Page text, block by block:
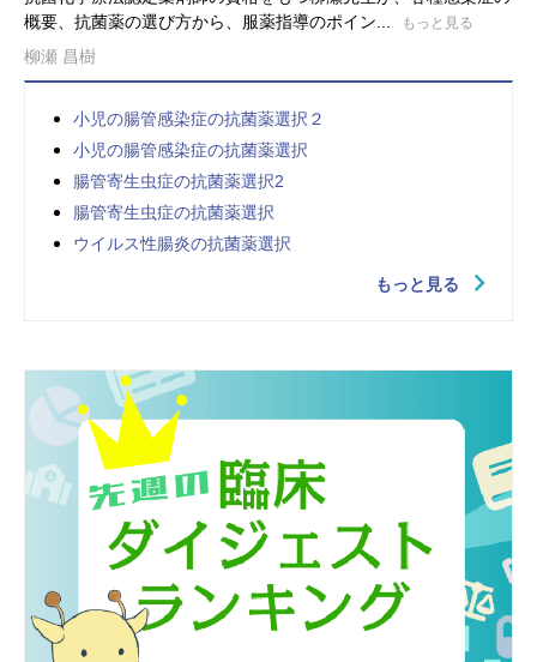
概要、抗菌薬の選び方から、服薬指導のポイン...
もっと見る
柳瀬 昌樹
小児の腸管感染症の抗菌薬選択２
小児の腸管感染症の抗菌薬選択
腸管寄生虫症の抗菌薬選択2
腸管寄生虫症の抗菌薬選択
ウイルス性腸炎の抗菌薬選択
もっと見る